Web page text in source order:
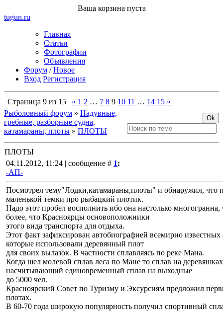
Ваша корзина пуста
tugun.ru
Главная
Статьи
Фотографии
Объявления
Форум /Новое
Вход Регистрация
Страница 9 из 15 « 1 2 … 7 8 9 10 11 … 14 15 »
Рыболовный форум » Надувные,
гребные, разборные судна,
катамараны, плоты » ПЛОТЫ
ПЛОТЫ
04.11.2012, 11:24 | сообщение # 1:
-АП-
Посмотрел тему"Лодки,катамараны,плоты" и обнаружил, что
маленькой темки про рыбацкий плотик.
Надо этот пробел восполнить ибо она настолько
более, что Красноярцы основоположники
этого вида транспорта для отдыха.
Этот факт зафиксирован автобиографией всемирно
которые использовали деревянный плот
для своих вылазок. В частности сплавляясь по реке Мана.
Когда шел молевой сплав леса по Мане то сплав на
насчитывающий единовременный сплав на выходные
до 5000 чел.
Красноярский Совет по Туризму и Эксурсиям предложил
плотах.
В 60-70 года широкую популярность получил спортивный